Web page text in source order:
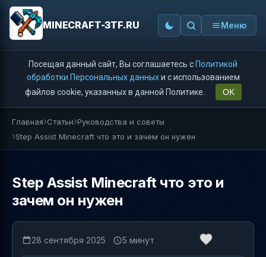
MINECRAFT-3TF.RU Меню
Посещая данный сайт, Вы соглашаетесь с Политикой
обработки Персональных данныхи с использованием
файлов cookie, указанных в данной Политике.
OK
Главная Статьи Руководства и советы
Step Assist Minecraft что это и зачем он нужен
Step Assist Minecraft что это и
зачем он нужен
28 сентября 2025 5 минут